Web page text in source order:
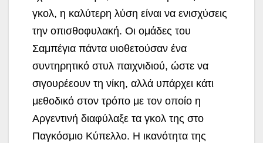
γκολ, η καλύτερη λύση είναι να ενισχύσεις
την οπισθοφυλακή. Οι ομάδες του
Σαμπέγια πάντα υιοθετούσαν ένα
συντηρητικό στυλ παιχνιδιού, ώστε να
σιγουρέεουν τη νίκη, αλλά υπάρχει κάτι
μεθοδικό στον τρόπο με τον οποίο η
Αργεντινή διαφύλαξε τα γκολ της στο
Παγκόσμιο Κύπελλο. Η ικανότητα της